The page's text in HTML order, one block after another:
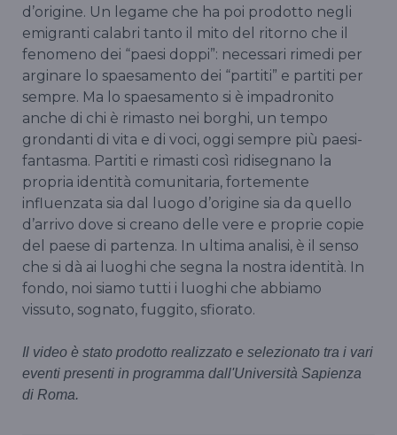
d’origine. Un legame che ha poi prodotto negli
emigranti calabri tanto il mito del ritorno che il
fenomeno dei “paesi doppi”: necessari rimedi per
arginare lo spaesamento dei “partiti” e partiti per
sempre. Ma lo spaesamento si è impadronito
anche di chi è rimasto nei borghi, un tempo
grondanti di vita e di voci, oggi sempre più paesi-
fantasma. Partiti e rimasti così ridisegnano la
propria identità comunitaria, fortemente
influenzata sia dal luogo d’origine sia da quello
d’arrivo dove si creano delle vere e proprie copie
del paese di partenza. In ultima analisi, è il senso
che si dà ai luoghi che segna la nostra identità. In
fondo, noi siamo tutti i luoghi che abbiamo
vissuto, sognato, fuggito, sfiorato.
Il video è stato prodotto realizzato e selezionato tra i vari
eventi presenti in programma dall'Università Sapienza
di Roma.